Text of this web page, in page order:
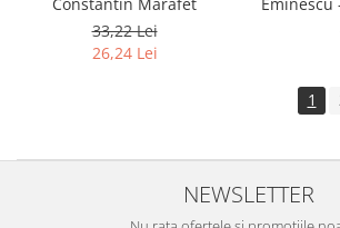
33,22 Lei
26,24 Lei
1
NEWSLETTER